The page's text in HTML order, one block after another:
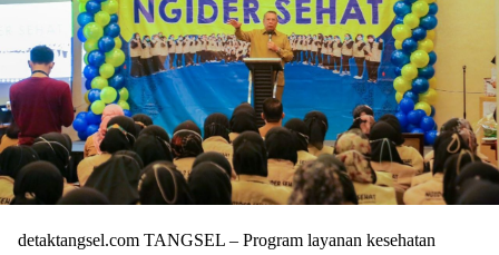
detaktangsel.com TANGSEL – Program layanan kesehatan